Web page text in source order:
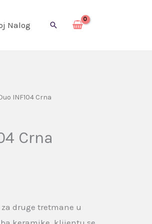
Nalog Pretraga
INF104 Crna
Crna
druge tretmane u